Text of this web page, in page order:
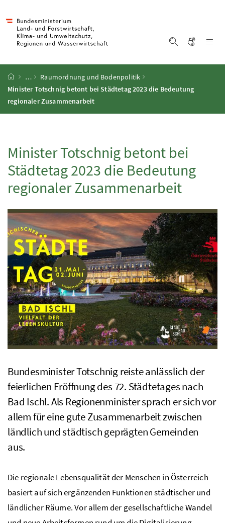
Startseite
…
Raumordnung und Bodenpolitik
Minister Totschnig betont bei Städtetag 2023 die Bedeutung
regionaler Zusammenarbeit
Minister Totschnig betont bei
Städtetag 2023 die Bedeutung
regionaler Zusammenarbeit
Bundesminister Totschnig reiste anlässlich der
feierlichen Eröffnung des 72. Städtetages nach
Bad Ischl. Als Regionenminister sprach er sich vor
allem für eine gute Zusammenarbeit zwischen
ländlich und städtisch geprägten Gemeinden
aus.
Die regionale Lebensqualität der Menschen in Österreich
basiert auf sich ergänzenden Funktionen städtischer und
ländlicher Räume. Vor allem der gesellschaftliche Wandel